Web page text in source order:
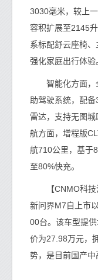
3030毫米，较上
容积扩展至2145
系标配舒云座椅、
强化家庭出行体验
智能化方面，
助驾驶系统，配
雷达，支持无图
航方面，增程版
航710公里，基于
至80%快充。
【CNMO科技
新问界M7自上市
00台。该车型提
价为27.98万元，
势，是目前国产中